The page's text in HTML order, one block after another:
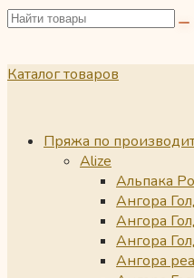
Каталог товаров
Пряжа по
Alize
Альпака
Ангора
Ангора
Ангора
Ангора